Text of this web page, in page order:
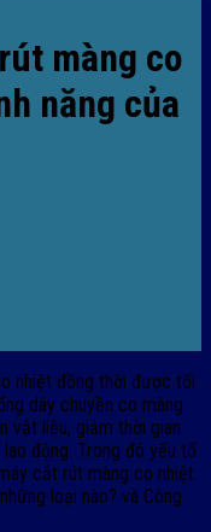
màng co
năng của
nhiệt đồng thời được tối
dây chuyền co màng
vật liệu, giảm thời gian
động. Trong đó yếu tố
cắt rút màng co nhiệt.
loại nào? và Công